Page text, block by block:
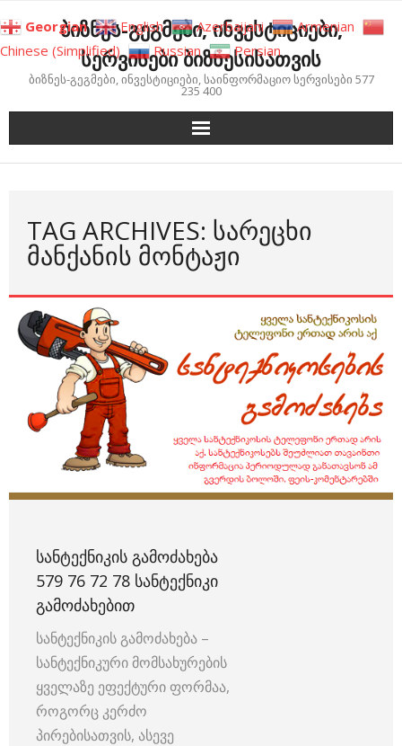
to
content
ბიზნეს-გეგმები, ინვესტიციები,
სერვისები ბიზნესისათვის
ბიზნეს-გეგმები, ინვესტიციები, საინფორმაციო სერვისები 577
235 400
TAG ARCHIVES: ᲡᲐᲠᲔᲪᲮᲘ
ᲛᲐᲜᲥᲐᲜᲘᲡ ᲛᲝᲜᲢᲐᲟᲘ
ᲡᲐᲜᲢᲔᲥᲜᲘᲙᲘᲡ ᲒᲐᲛᲝᲫᲐᲮᲔᲑᲐ
579 76 72 78 ᲡᲐᲜᲢᲔᲥᲜᲘᲙᲘ
ᲒᲐᲛᲝᲫᲐᲮᲔᲑᲘᲗ
სანტექნიკის გამოძახება –
სანტექნიკური მომსახურების
ყველაზე ეფექტური ფორმაა,
როგორც კერძო
პირებისათვის, ასევე
Georgian English Azerbaijani
Armenian
Chinese (Simplified)
Russian Persian